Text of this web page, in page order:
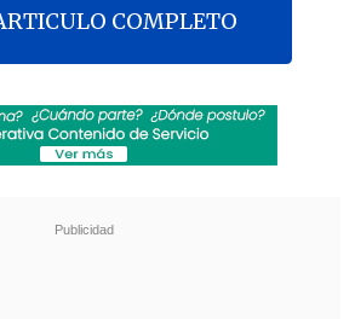
Yeezy"concluyó con
cuarto trimestre"
(unos 701 millones de
la marca deportiva en
e ingresos de los
COMPLETO